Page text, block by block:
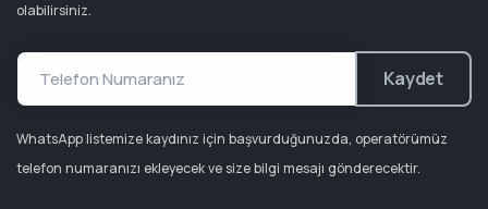
olabilirsiniz.
Kaydet
WhatsApp listemize kaydınız için başvurduğunuzda, operatörümüz
telefon numaranızı ekleyecek ve size bilgi mesajı gönderecektir.